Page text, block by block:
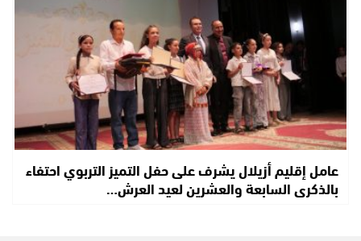
عامل إقليم أزيلال يشرف على حفل التميز التربوي احتفاء
بالذكرى السابعة والعشرين لعيد العرش…